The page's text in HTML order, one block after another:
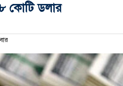
কোটি ডলার